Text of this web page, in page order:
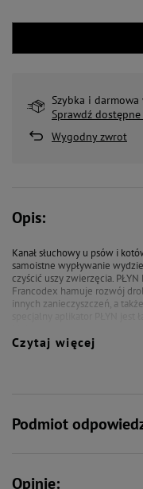
Szybka i darmowa
Sprawdź
Wygodny zwrot
Opis:
Kanał słuchowy u psów i
samoistne wypływanie
czyścić uszy zwierzęcia. PŁYN
Francodex hamuje rozwój
innych zanieczyszczeń, a
rozprowadzić kilka kropel
rozmasować podstawę ucha
Nie należy używać patyczków
Czytaj więcej
Podmiot
Opinie: